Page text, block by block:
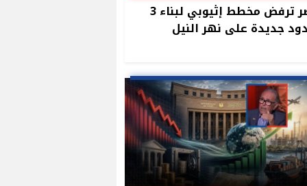
مصر ترفض مخطط إثيوبي لبناء 3
جديدة على نهر النيل